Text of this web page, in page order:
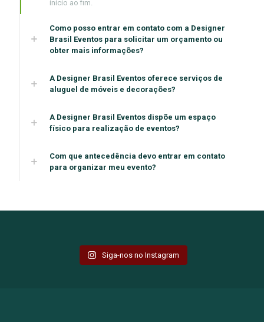
início ao fim.
Como posso entrar em contato com a Designer
Brasil Eventos para solicitar um orçamento ou
obter mais informações?
A Designer Brasil Eventos oferece serviços de
aluguel de móveis e decorações?
A Designer Brasil Eventos dispõe um espaço
físico para realização de eventos?
Com que antecedência devo entrar em contato
para organizar meu evento?
Siga-nos no Instagram